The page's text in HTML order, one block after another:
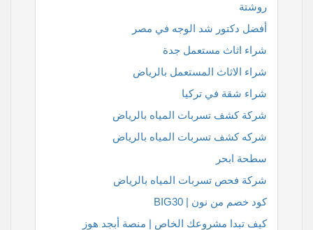
روشتة
أفضل دكتور شد الوجه في مصر
شراء اثاث مستعمل جدة
شراء الاثاث المستعمل بالرياض
شراء شقة في تركيا
شركة كشف تسربات المياه بالرياض
شركه كشف تسربات المياه بالرياض
سطحة ابحر
شركة فحص تسربات المياه بالرياض
كود خصم من نون | BIG30
كيف تبدا مشروعك الخاص | منصة أبجد هوز